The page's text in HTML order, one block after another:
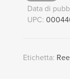
Data di
UPC:
Etichetta: